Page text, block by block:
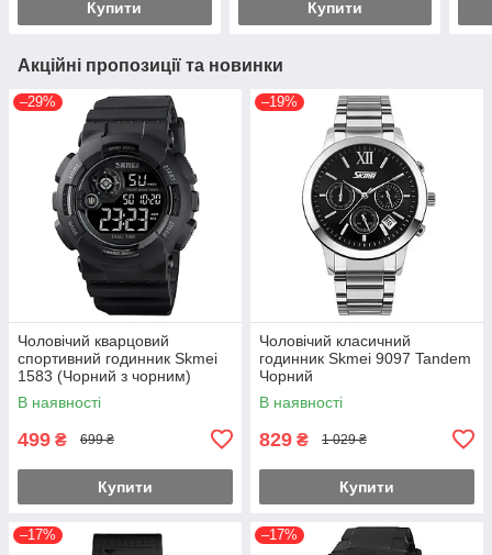
Купити Купити
Акційні пропозиції та новинки
–29%
Чоловічий кварцовий
спортивний годинник Skmei
1583 (Чорний з чорним)
В наявності
499 ₴ 699 ₴
Купити
–19%
Чоловічий класичний
годинник Skmei 9097 Tandem
Чорний
В наявності
829 ₴ 1 029 ₴
Купити
–17% –17%